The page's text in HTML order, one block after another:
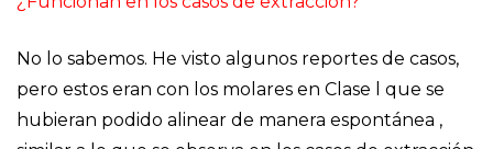
No lo sabemos. He visto algunos reportes de casos,
pero estos eran con los molares en Clase l que se
hubieran podido alinear de manera espontánea ,